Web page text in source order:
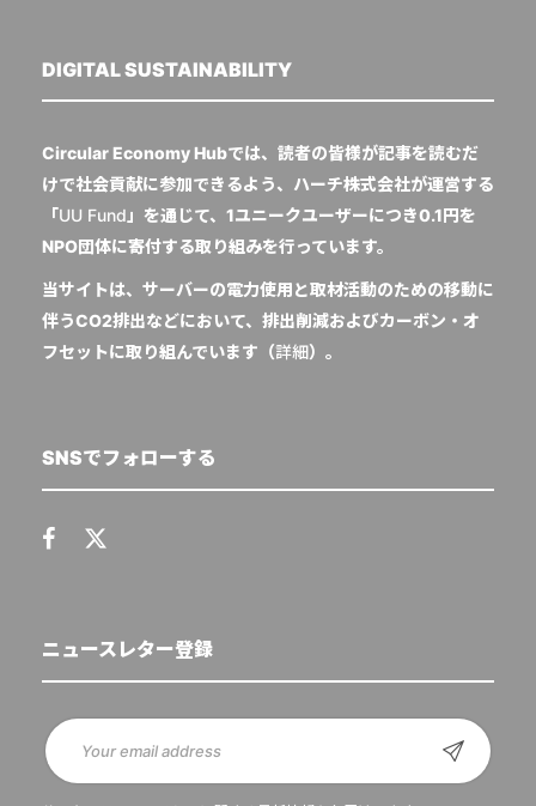
DIGITAL SUSTAINABILITY
Circular Economy Hubでは、読者の皆様が記事を読むだ
けで社会貢献に参加できるよう、ハーチ株式会社が運営する
「UU Fund 」を通じて、1ユニークユーザーにつき0.1円を
NPO団体に寄付する取り組みを行っています。
当サイトは、サーバーの電力使用と取材活動のための移動に
伴うCO2排出などにおいて、排出削減およびカーボン・オ
フセットに取り組んでいます（詳細）。
SNSでフォローする
ニュースレター登録